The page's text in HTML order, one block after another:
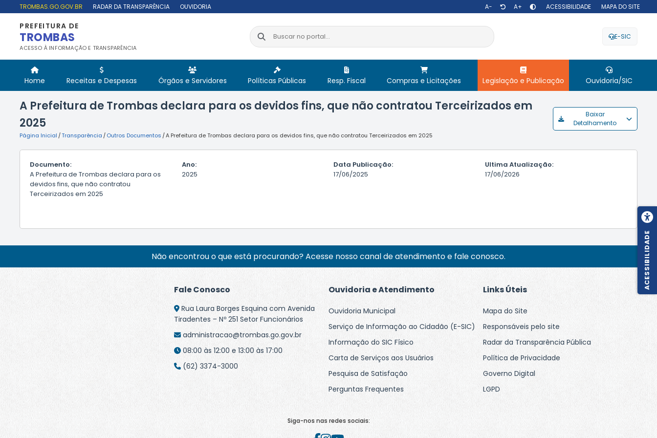
TROMBAS.GO.GOV.BR RADAR DA TRANSPARÊNCIA OUVIDORIA A- A+ ACESSIBILIDADE MAPA DO SITE
ACESSIBILIDADE
PREFEITURA DE
TROMBAS
ACESSO À INFORMAÇÃO E TRANSPARÊNCIA
E-SIC
Home Receitas e Despesas Órgãos e Servidores Políticas Públicas Resp. Fiscal Compras e Licitações Legislação e Publicação Ouvidoria/SIC
A Prefeitura de Trombas declara para os devidos fins, que não contratou Terceirizados em
2025
Página Inicial /Transparência /Outros Documentos /A Prefeitura de Trombas declara para os devidos fins, que não contratou Terceirizados em 2025
Baixar
Detalhamento
Documento:
A Prefeitura de Trombas declara para os
devidos fins, que não contratou
Terceirizados em 2025
Ano:
2025
Data Publicação:
17/06/2025
Ultima Atualização:
17/06/2026
Não encontrou o que está procurando? Acesse nosso canal de atendimento e fale conosco.
Fale Conosco
Rua Laura Borges Esquina com Avenida
Tiradentes – Nº 251 Setor Funcionários
administracao@trombas.go.gov.br
08:00 às 12:00 e 13:00 às 17:00
(62) 3374-3000
Ouvidoria e Atendimento
Ouvidoria Municipal
Serviço de Informação ao Cidadão (E-SIC)
Informação do SIC Físico
Carta de Serviços aos Usuários
Pesquisa de Satisfação
Perguntas Frequentes
Links Úteis
Mapa do Site
Responsáveis pelo site
Radar da Transparência Pública
Política de Privacidade
Governo Digital
LGPD
Siga-nos nas redes sociais: